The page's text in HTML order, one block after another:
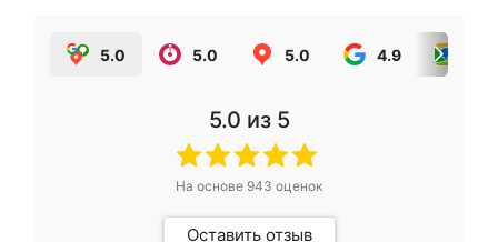
5.0 5.0 5.0 4.9
5.0 из 5
На основе 943 оценок
Оставить отзыв